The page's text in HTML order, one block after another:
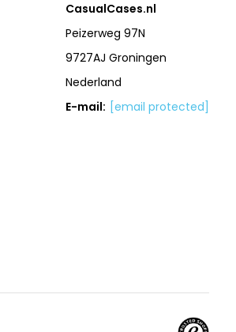
CasualCases.nl
Peizerweg 97N
9727AJ Groningen
Nederland
E-mail: [email protected]